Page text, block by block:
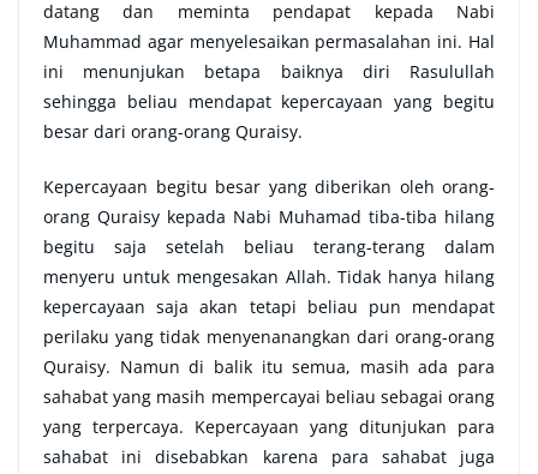
datang dan meminta pendapat kepada Nabi
Muhammad agar menyelesaikan permasalahan ini. Hal
ini menunjukan betapa baiknya diri Rasulullah
sehingga beliau mendapat kepercayaan yang begitu
besar dari orang-orang Quraisy.
Kepercayaan begitu besar yang diberikan oleh orang-
orang Quraisy kepada Nabi Muhamad tiba-tiba hilang
begitu saja setelah beliau terang-terang dalam
menyeru untuk mengesakan Allah. Tidak hanya hilang
kepercayaan saja akan tetapi beliau pun mendapat
perilaku yang tidak menyenanangkan dari orang-orang
Quraisy. Namun di balik itu semua, masih ada para
sahabat yang masih mempercayai beliau sebagai orang
yang terpercaya. Kepercayaan yang ditunjukan para
sahabat ini disebabkan karena para sahabat juga